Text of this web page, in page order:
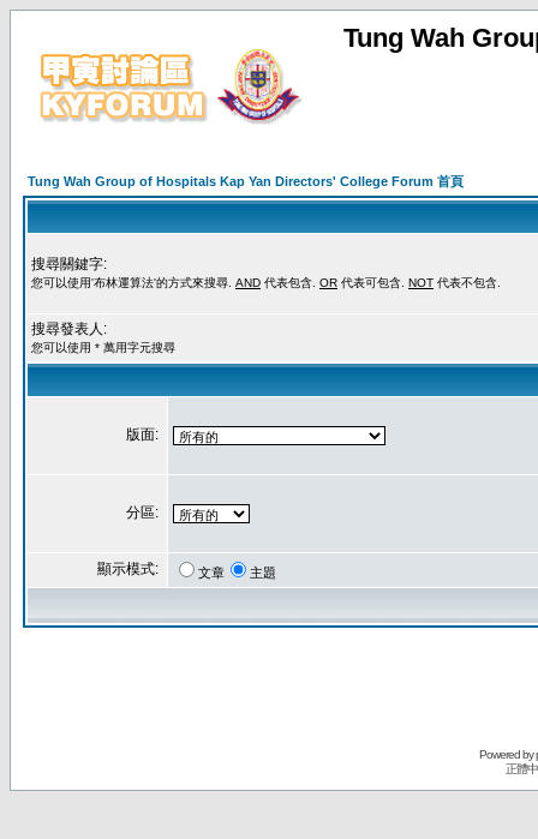
Tung Wah
Tung Wah Group of Hospitals Kap Yan Directors' College Forum 首頁
搜尋關鍵字:
您可以使用'布林運算法'的方式來搜尋. AND 代表包含. OR 代表可包含. NOT 代表不包含.
搜尋發表人:
您可以使用 * 萬用字元搜尋
版面:
分區:
顯示模式: 文章 主題
Powered by
正體